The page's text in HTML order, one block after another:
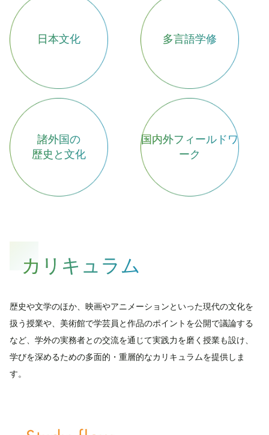
日本文化 多言語学修
諸外国の
歴史と文化
国内外フィールドワ
ーク
カリキュラム
歴史や文学のほか、映画やアニメーションといった現代の文化を
扱う授業や、美術館で学芸員と作品のポイントを公開で議論する
など、学外の実務者との交流を通じて実践力を磨く授業も設け、
学びを深めるための多面的・重層的なカリキュラムを提供しま
す。